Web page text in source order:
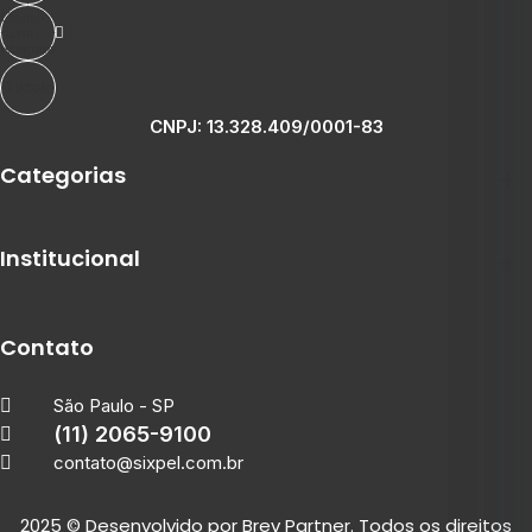
Onsus-
CNPJ: 13.328.409/0001-83
Categorias
Institucional
Contato
São Paulo - SP
(11) 2065-9100
contato@sixpel.com.br
2025 © Desenvolvido porBrev Partner. Todos os direitos